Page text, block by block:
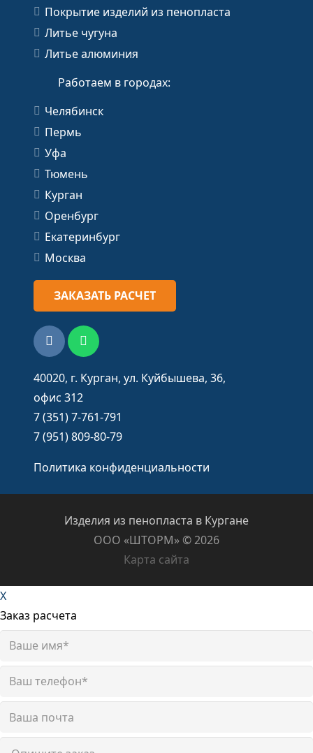
Покрытие изделий из пенопласта
Литье чугуна
Литье алюминия
Работаем в городах:
Челябинск
Пермь
Уфа
Тюмень
Курган
Оренбург
Екатеринбург
Москва
ЗАКАЗАТЬ РАСЧЕТ
40020, г. Курган, ул. Куйбышева, 36,
офис 312
7 (351) 7-761-791
7 (951) 809-80-79
Политика конфиденциальности
Изделия из пенопласта в Кургане
ООО «ШТОРМ» ©️ 2026
Карта сайта
X
Заказ расчета